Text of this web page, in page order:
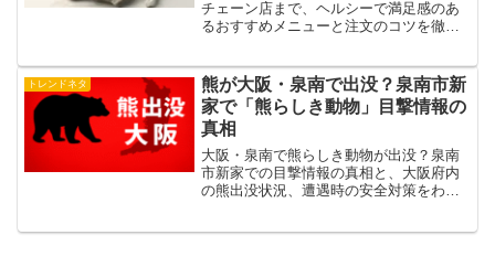
チェーン店まで、ヘルシーで満足感のあ
るおすすめメニューと注文のコツを徹底
トレンドネタ
熊が大阪・泉南で出没？泉南市新
家で「熊らしき動物」目撃情報の
真相
大阪・泉南で熊らしき動物が出没？泉南
市新家での目撃情報の真相と、大阪府内
の熊出没状況、遭遇時の安全対策をわか